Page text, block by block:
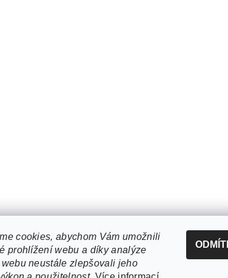
cookies, abychom Vám umožnili
prohlížení webu a díky analýze
neustále zlepšovali jeho